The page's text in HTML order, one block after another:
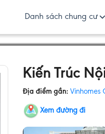
Danh sách chung cư
Kiến Trúc
Địa điểm gần: Vinhomes
Xem đường đi